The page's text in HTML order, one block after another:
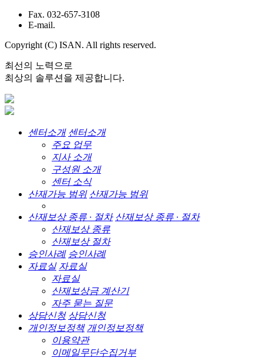
Fax. 032-657-3108
E-mail.
Copyright (C) ISAN. All rights reserved.
최선의 노력으로
최상의 솔루션을 제공합니다.
센터소개 센터소개
주요 업무
지사 소개
구성원 소개
센터 소식
산재가능 범위 산재가능 범위
산재보상 종류 · 절차 산재보상 종류 · 절차
산재보상 종류
산재보상 절차
승인사례 승인사례
자료실 자료실
자료실
산재보상금 계산기
자주 묻는 질문
상담신청 상담신청
개인정보정책 개인정보정책
이용약관
이메일무단수집거부